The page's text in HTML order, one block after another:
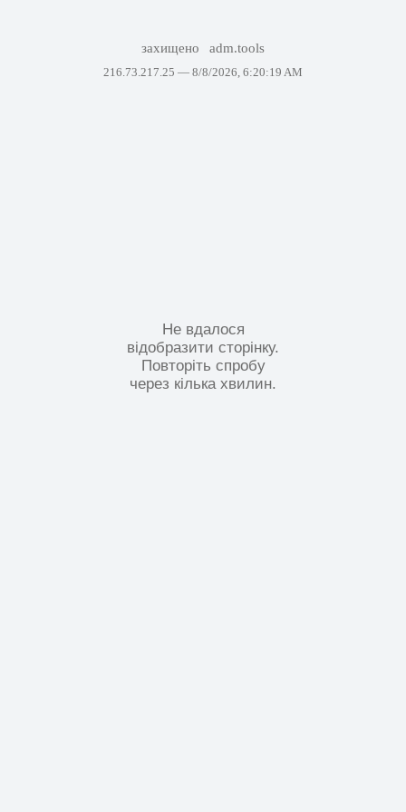
захищено adm.tools
216.73.217.25 — 8/8/2026, 6:20:19 AM
Не вдалося
відобразити сторінку.
Повторіть спробу
через кілька хвилин.